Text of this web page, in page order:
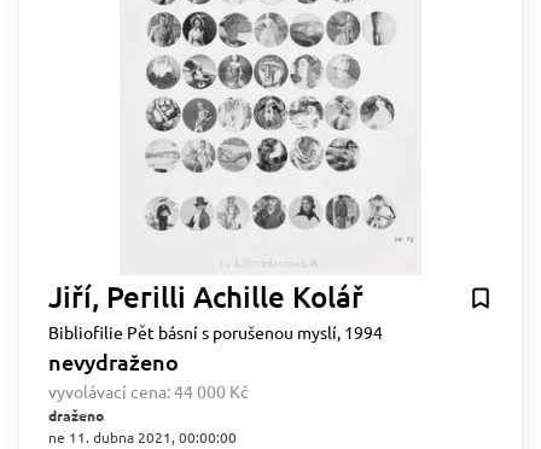
Jiří, Perilli Achille Kolář
Bibliofilie Pět básní s porušenou myslí, 1994
nevydraženo
vyvolávací cena:44 000 Kč
draženo
ne 11. dubna 2021, 00:00:00